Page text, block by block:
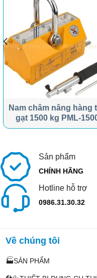
Nam châm nâng hàng
gạt 1500 kg PML-
Sản phẩm
CHÍNH HÃNG
Hotline hỗ trợ
0986.31.30.32
Về chúng tôi
🏭SẢN PHẨM